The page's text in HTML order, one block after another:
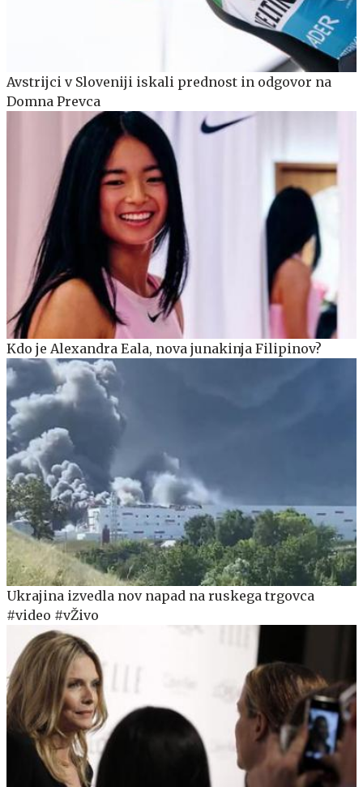
Avstrijci v Sloveniji iskali prednost in odgovor na
Domna Prevca
Kdo je Alexandra Eala, nova junakinja Filipinov?
Ukrajina izvedla nov napad na ruskega trgovca
#video #vŽivo